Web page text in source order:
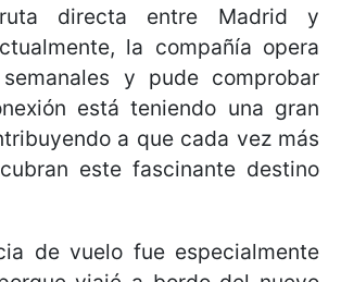
directa entre Madrid y
la compañía opera
y pude comprobar
está teniendo una gran
a que cada vez más
este fascinante destino
de vuelo fue especialmente